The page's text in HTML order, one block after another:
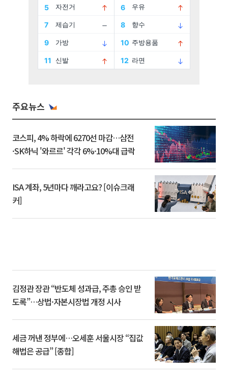
주요뉴스
코스피, 4% 하락에 6270선 마감…삼전
·SK하닉 '와르르' 각각 6%·10%대 급락
ISA 계좌, 5년마다 깨라고요? [이슈크래
커]
김정관 장관 “반도체 성과급, 주총 승인 받
도록”…상법·자본시장법 개정 시사
세금 꺼낸 정부에…오세훈 서울시장 “집값
해법은 공급” [종합]